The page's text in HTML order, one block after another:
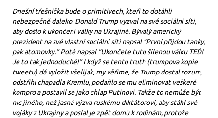
Dnešní třešnička bude o primitivech, kteří to dotáhli
nebezpečně daleko. Donald Trump vyzval na své sociální síti,
aby došlo k ukončení války na Ukrajině. Bývalý americký
prezident na své vlastní sociální síti napsal “První přijdou tanky,
pak atomovky.” Poté napsal “Ukončete tuto šílenou válku TEĎ!
Je to tak jednoduché!” I když se tento truth (trumpova kopie
tweetu) dá vyložit všelijak, my věříme, že Trump dostal rozum,
odstřihl chapadla Kremlu, podařilo se mu eliminovat veškeré
kompro a postavil se jako chlap Putinovi. Takže to nemůže být
nic jiného, než jasná výzva ruskému diktátorovi, aby stáhl své
vojáky z Ukrajiny a poslal je zpět domů k rodinám, protože